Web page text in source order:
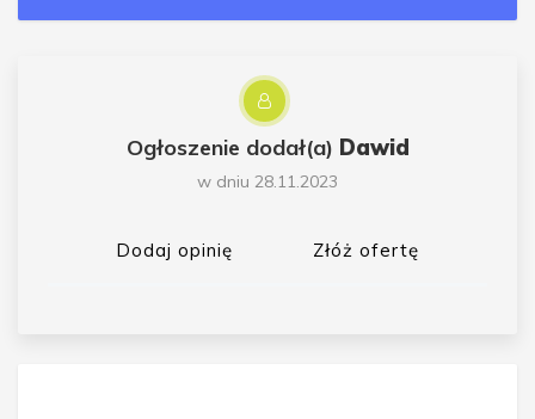
Ogłoszenie dodał(a) Dawid
w dniu 28.11.2023
Dodaj opinię Złóż ofertę